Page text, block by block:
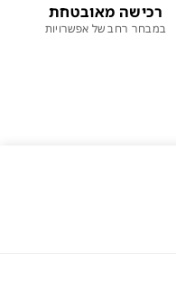
רכישה מאובטחת
במבחר רחב של אפשרויות